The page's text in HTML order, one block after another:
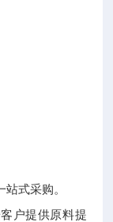
式采购。
户提供原料提